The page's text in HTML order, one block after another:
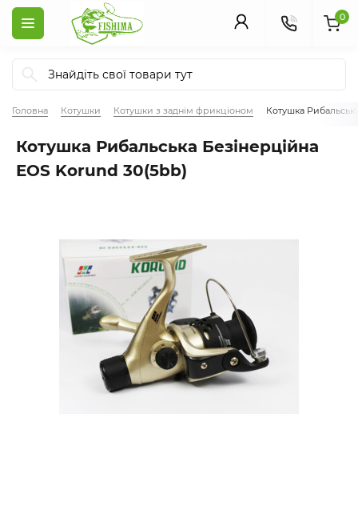
0
Головна Котушки Котушки з заднім фрикціоном Котушка
Котушка Рибальська Безінерційна
EOS Korund 30(5bb)